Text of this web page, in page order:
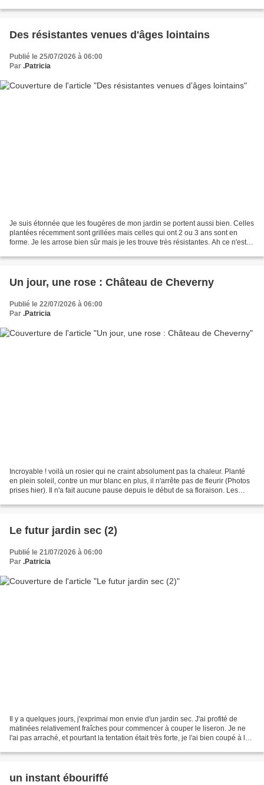
Des résistantes venues d'âges lointains
Publié le 25/07/2026 à 06:00
Par .Patricia
Je suis étonnée que les fougères de mon jardin se portent aussi bien. Celles
plantées récemment sont grillées mais celles qui ont 2 ou 3 ans sont en
forme. Je les arrose bien sûr mais je les trouve très résistantes. Ah ce n'est
Un jour, une rose : Château de Cheverny
Publié le 22/07/2026 à 06:00
Par .Patricia
Incroyable ! voilà un rosier qui ne craint absolument pas la chaleur. Planté
en plein soleil, contre un mur blanc en plus, il n'arrête pas de fleurir (Photos
prises hier). Il n'a fait aucune pause depuis le début de sa floraison. Les
Le futur jardin sec (2)
Publié le 21/07/2026 à 06:00
Par .Patricia
Il y a quelques jours, j'exprimai mon envie d'un jardin sec. J'ai profité de
matinées relativement fraîches pour commencer à couper le liseron. Je ne
l'ai pas arraché, et pourtant la tentation était très forte, je l'ai bien coupé à la
un instant ébouriffé